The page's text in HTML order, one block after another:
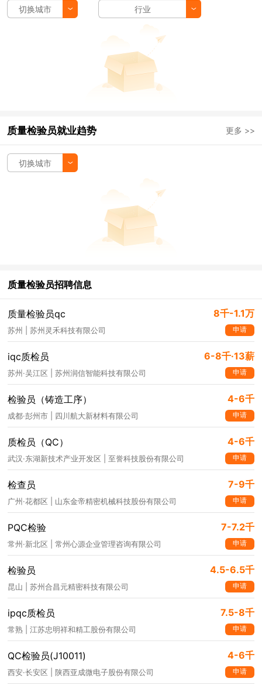
切换城市 行业
质量检验员就业趋势 更多 >>
切换城市
质量检验员招聘信息
质量检验员qc 8千-1.1万
苏州 | 苏州灵禾科技有限公司 申请
iqc质检员 6-8千·13薪
苏州·吴江区 | 苏州润信智能科技有限公司 申请
检验员（铸造工序） 4-6千
成都·彭州市 | 四川航大新材料有限公司 申请
质检员（QC） 4-6千
武汉·东湖新技术产业开发区 | 至誉科技股份有限公司 申请
检查员 7-9千
广州·花都区 | 山东金帝精密机械科技股份有限公司 申请
PQC检验 7-7.2千
常州·新北区 | 常州心源企业管理咨询有限公司 申请
检验员 4.5-6.5千
昆山 | 苏州合昌元精密科技有限公司 申请
ipqc质检员 7.5-8千
常熟 | 江苏忠明祥和精工股份有限公司 申请
QC检验员(J10011) 4-6千
西安·长安区 | 陕西亚成微电子股份有限公司 申请